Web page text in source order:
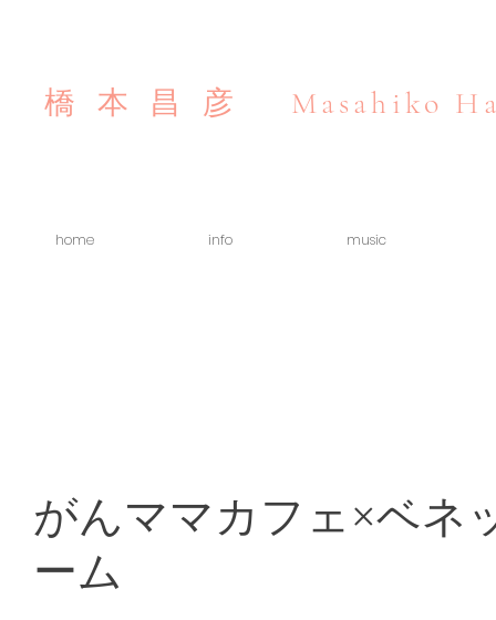
橋本昌彦 Masahiko
home info music
がんママカフェ×ベネ
ーム